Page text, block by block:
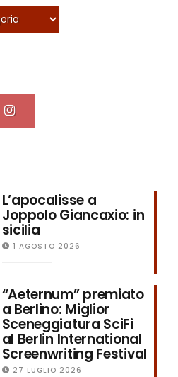
L’apocalisse a
Joppolo Giancaxio: in
sicilia
1 AGOSTO 2026
“Aeternum” premiato
a Berlino: Miglior
Sceneggiatura SciFi
al Berlin International
Screenwriting Festival
27 LUGLIO 2026